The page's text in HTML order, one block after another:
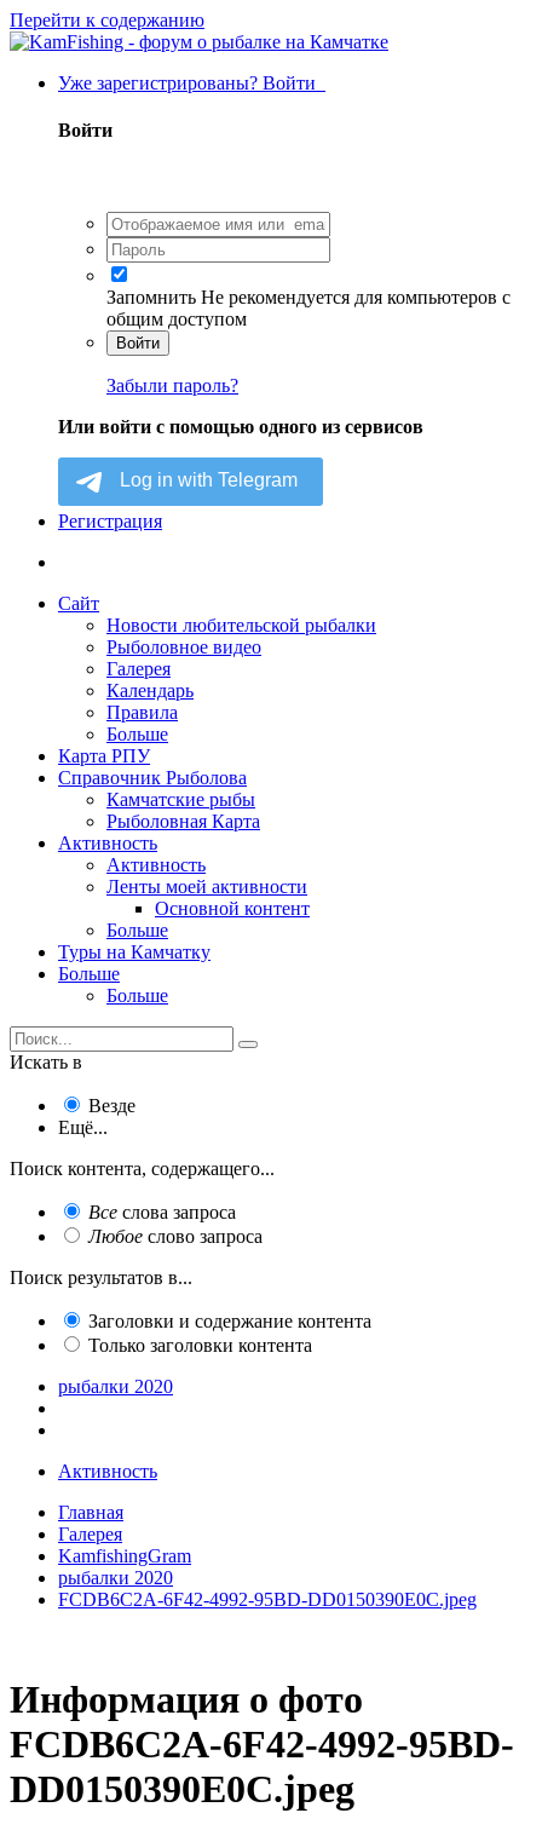
Перейти к содержанию
Уже зарегистрированы? Войти
Войти
Запомнить Не рекомендуется для компьютеров с
общим доступом
Войти
Забыли пароль?
Или войти с помощью одного из сервисов
Регистрация
Сайт
Новости любительской рыбалки
Рыболовное видео
Галерея
Календарь
Правила
Больше
Карта РПУ
Справочник Рыболова
Камчатские рыбы
Рыболовная Карта
Активность
Активность
Ленты моей активности
Основной контент
Больше
Туры на Камчатку
Больше
Больше
Искать в
Везде
Ещё...
Поиск контента, содержащего...
Все слова запроса
Любое слово запроса
Поиск результатов в...
Заголовки и содержание контента
Только заголовки контента
рыбалки 2020
Активность
Главная
Галерея
KamfishingGram
рыбалки 2020
FCDB6C2A-6F42-4992-95BD-DD0150390E0C.jpeg
Информация о фото
FCDB6C2A-6F42-4992-95BD-
DD0150390E0C.jpeg